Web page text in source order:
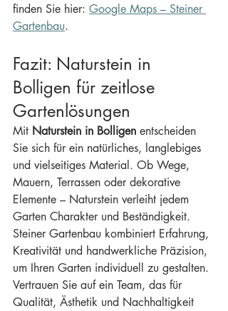
finden Sie hier: Google Maps – Steiner
Gartenbau.
Fazit: Naturstein in
Bolligen für zeitlose
Gartenlösungen
Mit Naturstein in Bolligen entscheiden
Sie sich für ein natürliches, langlebiges
und vielseitiges Material. Ob Wege,
Mauern, Terrassen oder dekorative
Elemente – Naturstein verleiht jedem
Garten Charakter und Beständigkeit.
Steiner Gartenbau kombiniert Erfahrung,
Kreativität und handwerkliche Präzision,
um Ihren Garten individuell zu gestalten.
Vertrauen Sie auf ein Team, das für
Qualität, Ästhetik und Nachhaltigkeit